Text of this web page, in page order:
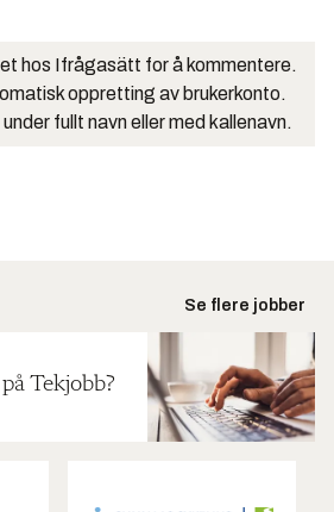
hos Ifrågasätt for å kommentere.
oppretting av brukerkonto.
fullt navn eller med kallenavn.
Se flere jobber
Tekjobb?